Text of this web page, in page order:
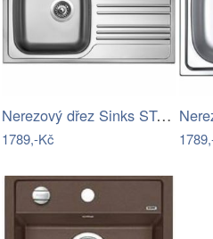
Nerezový dřez Sinks STAR 780 V 0,6mm…
1789,-Kč